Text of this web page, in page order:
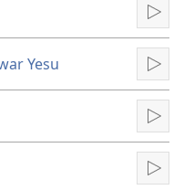
Yesu